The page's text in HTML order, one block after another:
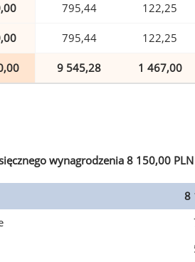
795,44 122,25
795,44 122,25
9 545,28 1 467,00
wynagrodzenia 8 150,00
8